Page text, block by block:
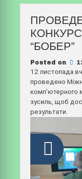
“БОБЕР”
Posted on
12 листопада
проведено
комп’ютерного
зусиль, щоб
результати.
Фото: